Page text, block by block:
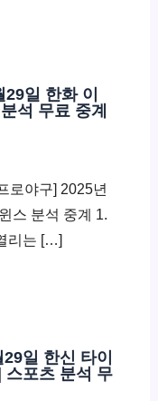
일 한화 이
석 무료 중계
로야구] 2025년
스 분석 중계 1.
리는 […]
일 한신 타이
스포츠 분석 무